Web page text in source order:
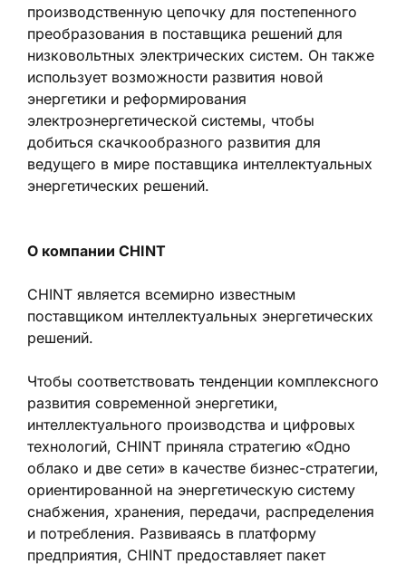
производственную цепочку для постепенного
преобразования в поставщика решений для
низковольтных электрических систем. Он также
использует возможности развития новой
энергетики и реформирования
электроэнергетической системы, чтобы
добиться скачкообразного развития для
ведущего в мире поставщика интеллектуальных
энергетических решений.
О компании CHINT
CHINT является всемирно известным
поставщиком интеллектуальных энергетических
решений.
Чтобы соответствовать тенденции комплексного
развития современной энергетики,
интеллектуального производства и цифровых
технологий, CHINT приняла стратегию «Одно
облако и две сети» в качестве бизнес-стратегии,
ориентированной на энергетическую систему
снабжения, хранения, передачи, распределения
и потребления. Развиваясь в платформу
предприятия, CHINT предоставляет пакет